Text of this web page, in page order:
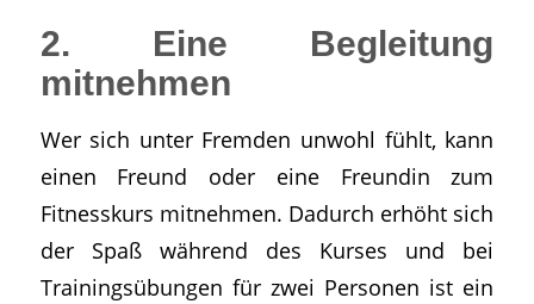
2. Eine Begleitung
mitnehmen
Wer sich unter Fremden unwohl fühlt, kann
einen Freund oder eine Freundin zum
Fitnesskurs mitnehmen. Dadurch erhöht sich
der Spaß während des Kurses und bei
Trainingsübungen für zwei Personen ist ein